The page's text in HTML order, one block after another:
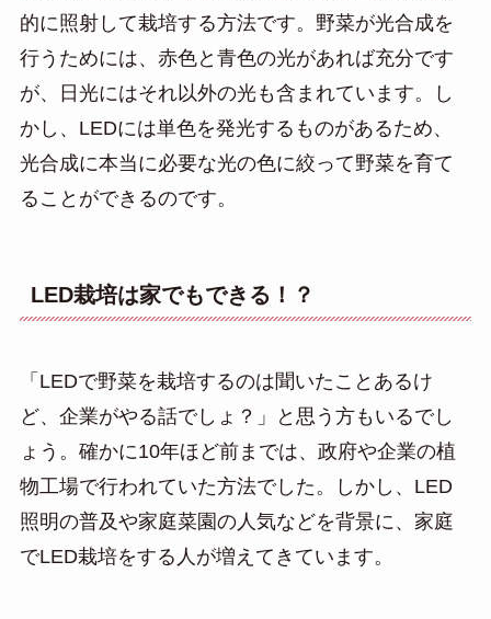
的に照射して栽培する方法です。野菜が光合成を
行うためには、赤色と青色の光があれば充分です
が、日光にはそれ以外の光も含まれています。し
かし、LEDには単色を発光するものがあるため、
光合成に本当に必要な光の色に絞って野菜を育て
ることができるのです。
LED栽培は家でもできる！？
「LEDで野菜を栽培するのは聞いたことあるけ
ど、企業がやる話でしょ？」と思う方もいるでし
ょう。確かに10年ほど前までは、政府や企業の植
物工場で行われていた方法でした。しかし、LED
照明の普及や家庭菜園の人気などを背景に、家庭
でLED栽培をする人が増えてきています。